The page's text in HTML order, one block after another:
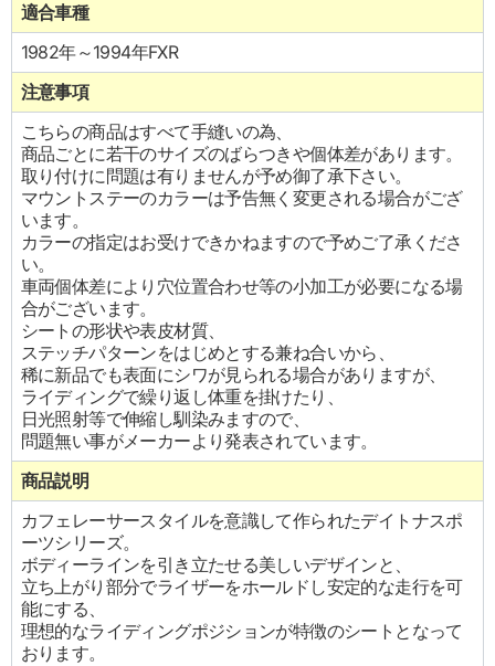
適合車種
1982年～1994年FXR
注意事項
こちらの商品はすべて手縫いの為、
商品ごとに若干のサイズのばらつきや個体差があります。
取り付けに問題は有りませんが予め御了承下さい。
マウントステーのカラーは予告無く変更される場合がござ
います。
カラーの指定はお受けできかねますので予めご了承くださ
い。
車両個体差により穴位置合わせ等の小加工が必要になる場
合がございます。
シートの形状や表皮材質、
ステッチパターンをはじめとする兼ね合いから、
稀に新品でも表面にシワが見られる場合がありますが、
ライディングで繰り返し体重を掛けたり、
日光照射等で伸縮し馴染みますので、
問題無い事がメーカーより発表されています。
商品説明
カフェレーサースタイルを意識して作られたデイトナスポ
ーツシリーズ。
ボディーラインを引き立たせる美しいデザインと、
立ち上がり部分でライザーをホールドし安定的な走行を可
能にする、
理想的なライディングポジションが特徴のシートとなって
おります。